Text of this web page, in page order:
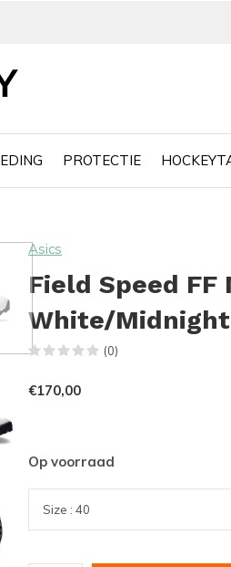
PROTECTIE
Asics
Field Speed FF
White/Midnight
(0)
€170,00
Op voorraad